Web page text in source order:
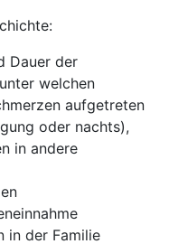
Dauer der
welchen
aufgetreten
oder nachts),
in andere
in der Familie